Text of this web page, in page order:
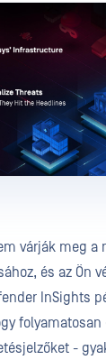
várják meg a
és az Ön
InSights
-